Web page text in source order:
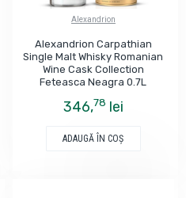
Alexandrion
Alexandrion Carpathian
Single Malt Whisky Romanian
Wine Cask Collection
Feteasca Neagra 0.7L
346,78 lei
ADAUGĂ ÎN COŞ